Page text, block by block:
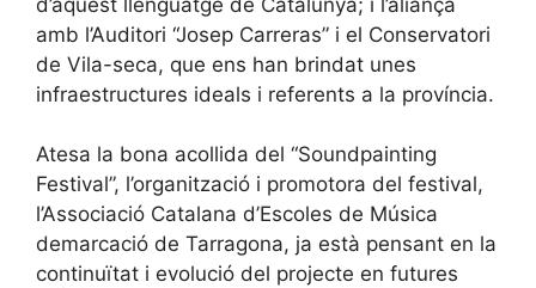
amb l’Auditori “Josep Carreras” i el Conservatori
de Vila-seca, que ens han brindat unes
infraestructures ideals i referents a la província.
Atesa la bona acollida del “Soundpainting
Festival”, l’organització i promotora del festival,
l’Associació Catalana d’Escoles de Música
demarcació de Tarragona, ja està pensant en la
continuïtat i evolució del projecte en futures